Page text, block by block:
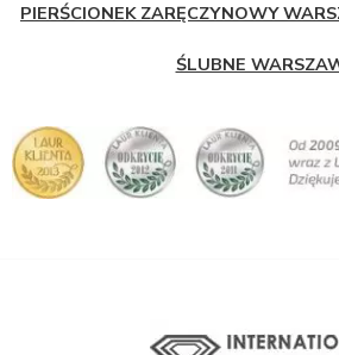
PIERŚCIONEK ZARĘCZYNOWY
ŚLUBNE